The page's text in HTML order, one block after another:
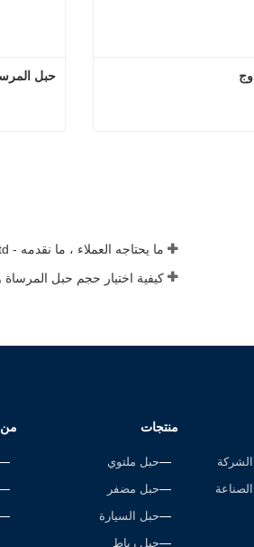
حبل
ما يحتاجه العملاء ، ما نقدمه - Tai an Rope Ltd
منتجات
حبل ملتوي
حبل مضفر
حبل السيارة
حبل رباط
الشركة
الصناعة